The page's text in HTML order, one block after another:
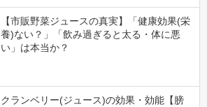
【市販野菜ジュースの真実】「健康効果(栄
養)ない？」「飲み過ぎると太る・体に悪
い」は本当か？
クランベリー(ジュース)の効果・効能【膀